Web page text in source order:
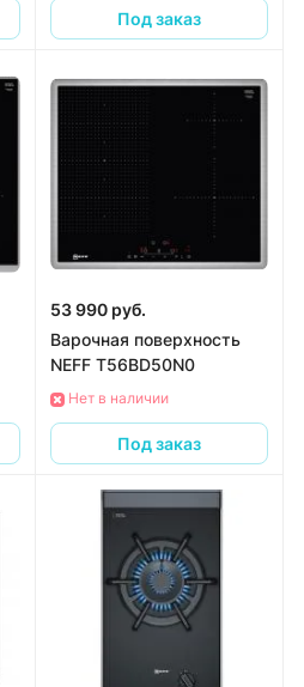
Под заказ
53 990 руб.
Варочная поверхность
NEFF T56BD50N0
Нет в наличии
Под заказ